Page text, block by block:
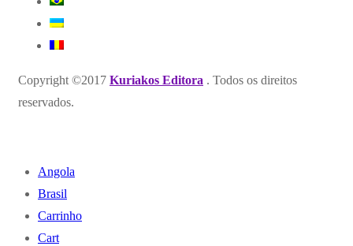
Copyright ©2017 Kuriakos Editora . Todos os direitos
reservados.
Angola
Brasil
Carrinho
Cart